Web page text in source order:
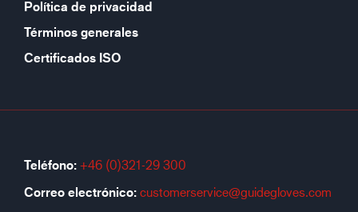
Política de privacidad
Términos generales
Certificados ISO
Teléfono: +46 (0)321-29 300
Correo electrónico: customerservice@guidegloves.com